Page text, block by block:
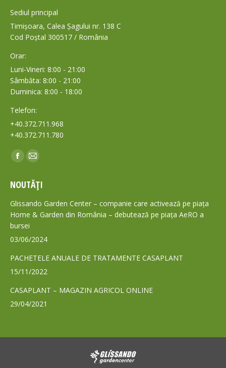
Sediul principal
Timișoara, Calea Șagului nr. 138 C
Cod Poștal 300517 / România
Orar:
Luni-Vineri: 8:00 - 21:00
Sâmbăta: 8:00 - 21:00
Duminica: 8:00 - 18:00
Telefon:
+40.372.711.968
+40.372.711.780
Find us on:
Facebook
opens
in
new
window
Mail
opens
in
new
NOUTĂȚI
Glissando Garden Center – companie care activează pe piața
Home & Garden din România – debutează pe piața AeRO a
bursei
03/06/2024
PACHETELE ANUALE DE TRATAMENTE CASAPLANT
15/11/2022
CASAPLANT – MAGAZIN AGRICOL ONLINE
29/04/2021